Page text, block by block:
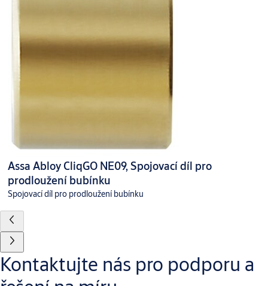
Assa Abloy CliqGO NE09, Spojovací díl pro
prodloužení bubínku
Spojovací díl pro prodloužení bubínku
Kontaktujte nás pro podporu a